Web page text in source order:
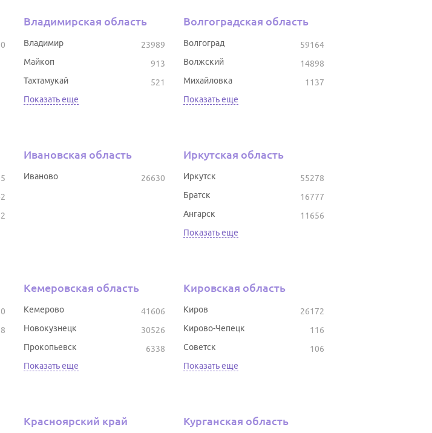
Владимирская область
23989
Владимир
913
Майкоп
521
Тахтамукай
Показать еще
Волгоградская область
59164
Волгоград
14898
Волжский
1137
Михайловка
Показать еще
Ивановская область
26630
Иваново
Иркутская область
55278
Иркутск
16777
Братск
11656
Ангарск
Показать еще
Кемеровская область
41606
Кемерово
30526
Новокузнецк
6338
Прокопьевск
Показать еще
Кировская область
26172
Киров
116
Кирово-Чепецк
106
Советск
Показать еще
Красноярский край Курганская область